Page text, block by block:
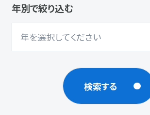
年別で絞り込む
検索する